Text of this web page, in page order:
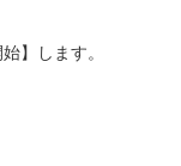
】します。